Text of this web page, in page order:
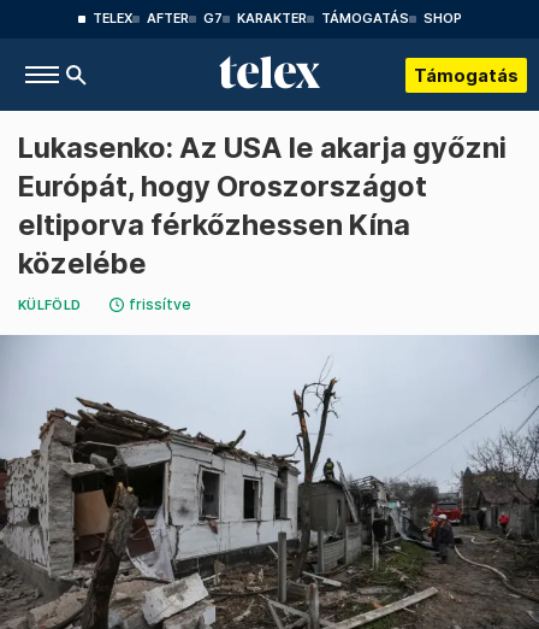
TELEX AFTER G7 KARAKTER TÁMOGATÁS SHOP
Támogatás
Lukasenko: Az USA le akarja győzni
Európát, hogy Oroszországot
eltiporva férkőzhessen Kína
közelébe
KÜLFÖLD frissítve